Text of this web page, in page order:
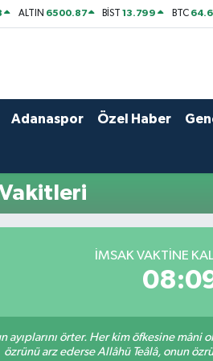
ALTIN 6500.87 BİST13.799 BTC
Adanaspor Özel Haber
İMSAK VAKTINE
ayıplarını örter. Her kim öfkesine
özrünü arz ederse Allâhü Teâlâ, onun